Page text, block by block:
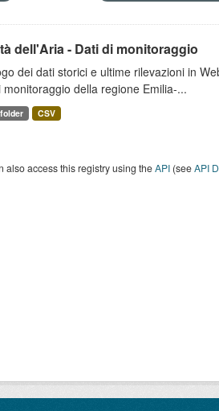
dell'Aria - Dati di monitoraggio
dei dati storici e ultime rilevazioni in
monitoraggio della regione Emilia-...
CSV
also access this registry using theAPI(seeAPI